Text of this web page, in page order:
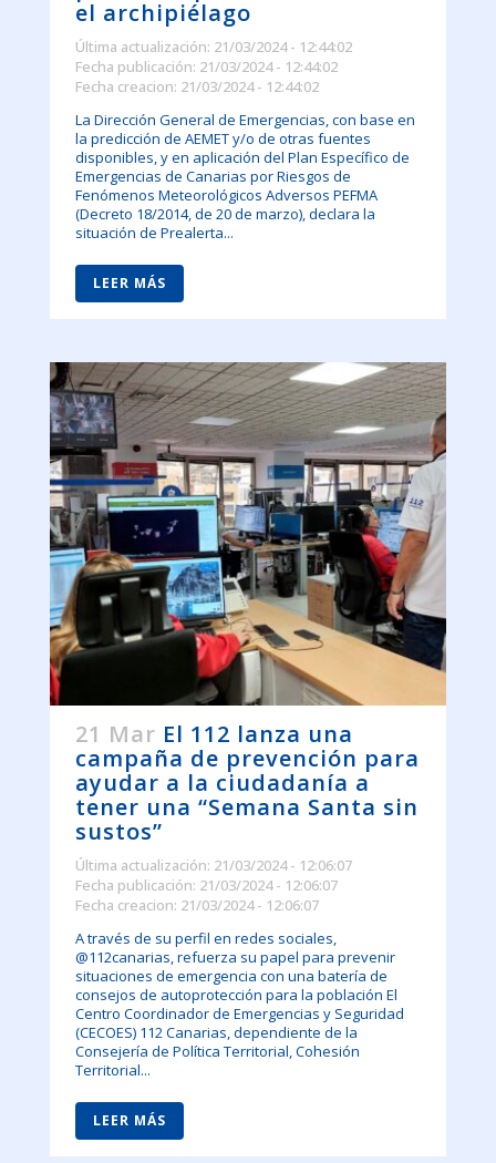
el archipiélago
Última actualización: 21/03/2024 - 12:44:02
Fecha publicación: 21/03/2024 - 12:44:02
Fecha creacion: 21/03/2024 - 12:44:02
La Dirección General de Emergencias, con base en
la predicción de AEMET y/o de otras fuentes
disponibles, y en aplicación del Plan Específico de
Emergencias de Canarias por Riesgos de
Fenómenos Meteorológicos Adversos PEFMA
(Decreto 18/2014, de 20 de marzo), declara la
situación de Prealerta...
LEER MÁS
21 Mar El 112 lanza una
campaña de prevención para
ayudar a la ciudadanía a
tener una “Semana Santa sin
sustos”
Última actualización: 21/03/2024 - 12:06:07
Fecha publicación: 21/03/2024 - 12:06:07
Fecha creacion: 21/03/2024 - 12:06:07
A través de su perfil en redes sociales,
@112canarias, refuerza su papel para prevenir
situaciones de emergencia con una batería de
consejos de autoprotección para la población El
Centro Coordinador de Emergencias y Seguridad
(CECOES) 112 Canarias, dependiente de la
Consejería de Política Territorial, Cohesión
Territorial...
LEER MÁS